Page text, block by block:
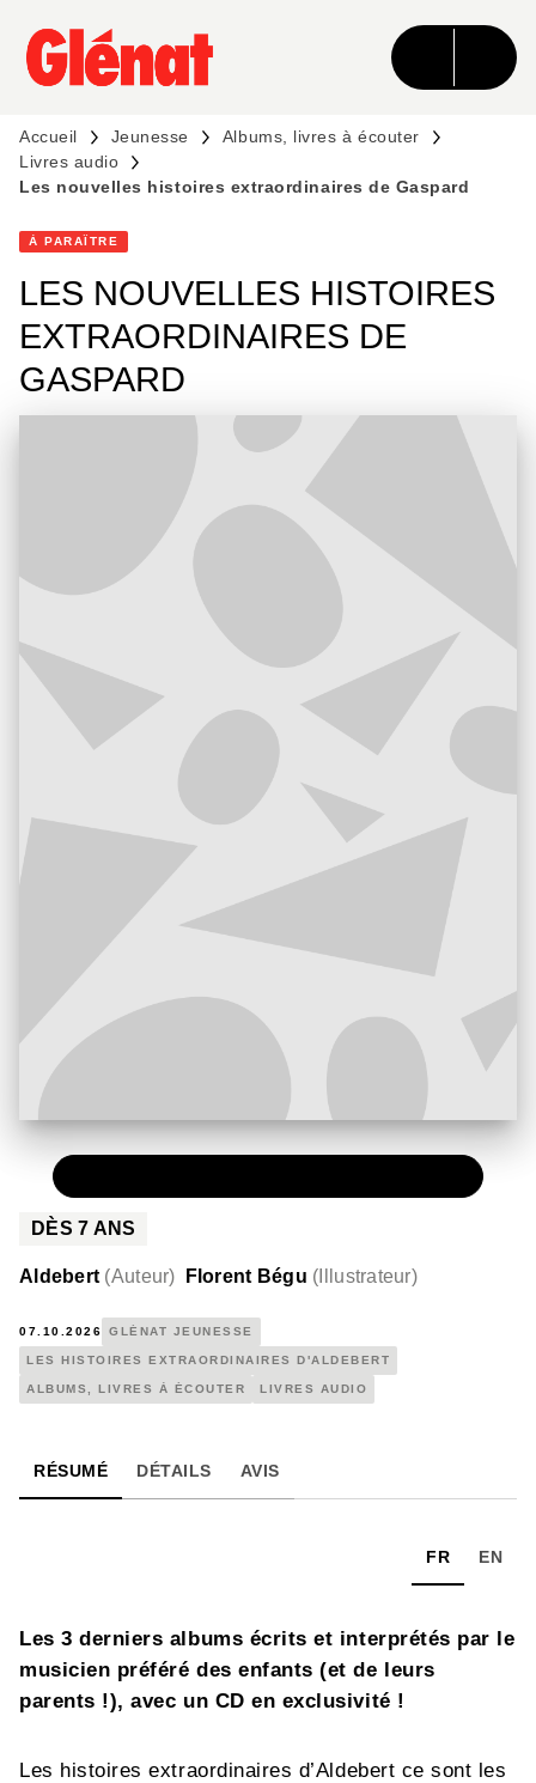
MENU RECHERCHE CONTENU
PIED DE PAGE
Accueil Jeunesse
Albums, livres à écouter
Livres audio
Les nouvelles histoires extraordinaires de Gaspard
À PARAÎTRE
LES NOUVELLES HISTOIRES
EXTRAORDINAIRES DE
GASPARD
DÈS7 ANS
Aldebert (Auteur) Florent Bégu ( Illustrateur)
07.10.2026 GLÉNAT JEUNESSE
LES HISTOIRES EXTRAORDINAIRES D'ALDEBERT
ALBUMS, LIVRES À ÉCOUTER LIVRES AUDIO
RÉSUMÉ DÉTAILS AVIS
FR EN
Les 3 derniers albums écrits et interprétés par le
musicien préféré des enfants (et de leurs
parents !), avec un CD en exclusivité !
Les histoires extraordinaires d’Aldebert ce sont les